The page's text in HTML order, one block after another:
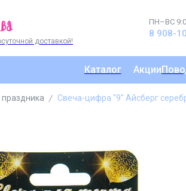
доставкой!
ПН–ВС
8 908-
Каталог Акции
Свеча-цифра "9" Айсберг